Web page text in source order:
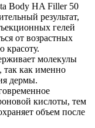
Body HA Filler 50
результат,
гелей
от возрастных
красоту.
молекулы
так как именно
дермы.
кислоты, тем
объем после